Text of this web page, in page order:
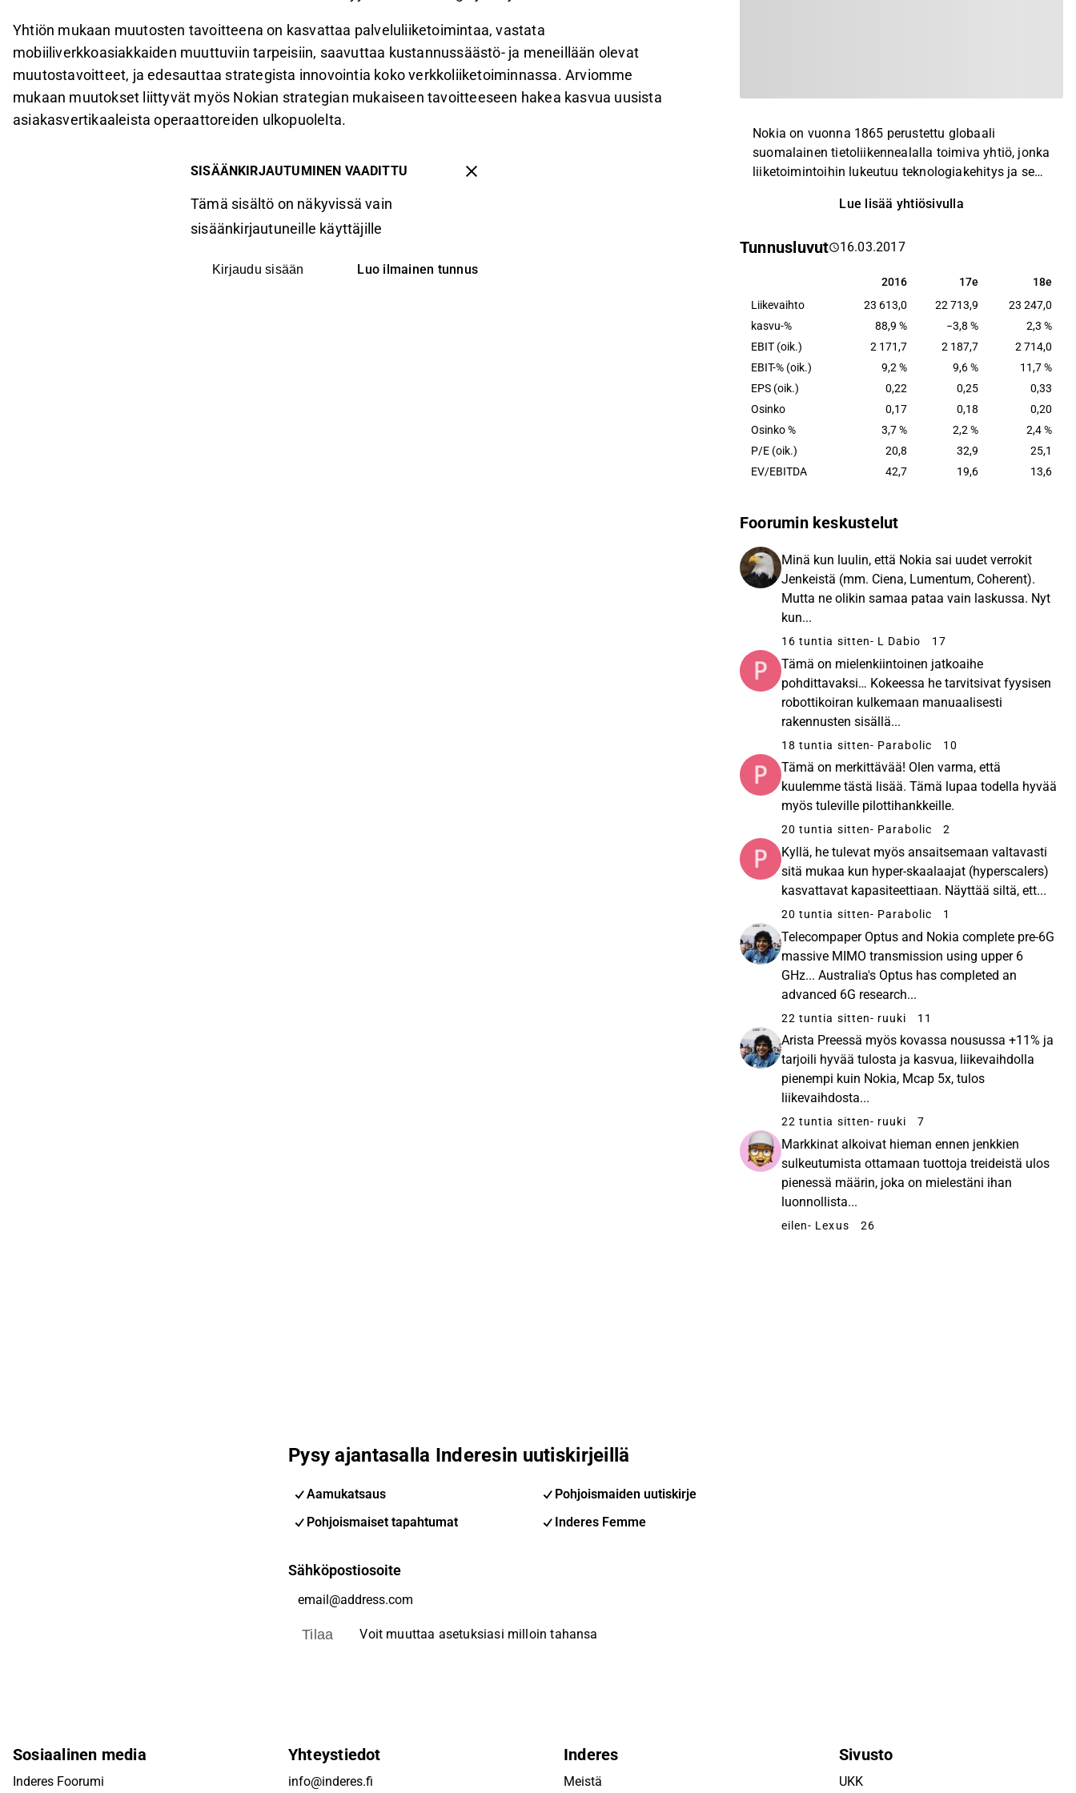
Yhtiön mukaan muutosten tavoitteena on kasvattaa palveluliiketoimintaa, vastata
mobiiliverkkoasiakkaiden muuttuviin tarpeisiin, saavuttaa kustannussäästö- ja meneillään olevat
muutostavoitteet, ja edesauttaa strategista innovointia koko verkkoliiketoiminnassa. Arviomme
mukaan muutokset liittyvät myös Nokian strategian mukaiseen tavoitteeseen hakea kasvua uusista
asiakasvertikaaleista operaattoreiden ulkopuolelta.
SISÄÄNKIRJAUTUMINEN VAADITTU
Tämä sisältö on näkyvissä vain
sisäänkirjautuneille käyttäjille
Kirjaudu sisään Luo ilmainen tunnus
Nokia on vuonna 1865 perustettu globaali
suomalainen tietoliikennealalla toimiva yhtiö, jonka
liiketoimintoihin lukeutuu teknologiakehitys ja sen
yrityksiin ruotsalaisen Ericssonin ja kiinalaisen
mantereella ja sillä on maailmanlaajuinen
Lue lisää yhtiösivulla
Tunnusluvut 16.03.2017
2016 17e 18e
2016 17e
18e
Liikevaihto
23 613,0 22 713,9
23 247,0
kasvu-%
88,9 % −3,8 %
2,3 %
EBIT (oik.)
2 171,7 2 187,7
2 714,0
EBIT-% (oik.)
9,2 % 9,6 %
11,7 %
EPS (oik.)
0,22 0,25
0,33
Osinko
0,17 0,18
0,20
Osinko %
3,7 % 2,2 %
2,4 %
P/E (oik.)
20,8 32,9
25,1
EV/EBITDA
42,7 19,6 13,6
Foorumin keskustelut
Minä kun luulin, että Nokia sai uudet verrokit
Jenkeistä (mm. Ciena, Lumentum, Coherent).
Mutta ne olikin samaa pataa vain laskussa. Nyt
kun...
16 tuntia sitten- L Dabio 17
Tämä on mielenkiintoinen jatkoaihe
pohdittavaksi… Kokeessa he tarvitsivat fyysisen
robottikoiran kulkemaan manuaalisesti
rakennusten sisällä...
18 tuntia sitten- Parabolic 10
Tämä on merkittävää! Olen varma, että
kuulemme tästä lisää. Tämä lupaa todella hyvää
myös tuleville pilottihankkeille.
20 tuntia sitten- Parabolic 2
Kyllä, he tulevat myös ansaitsemaan valtavasti
sitä mukaa kun hyper-skaalaajat (hyperscalers)
kasvattavat kapasiteettiaan. Näyttää siltä, ett...
20 tuntia sitten- Parabolic 1
Telecompaper Optus and Nokia complete pre-6G
massive MIMO transmission using upper 6
GHz... Australia's Optus has completed an
advanced 6G research...
22 tuntia sitten- ruuki 11
Arista Preessä myös kovassa nousussa +11% ja
tarjoili hyvää tulosta ja kasvua, liikevaihdolla
pienempi kuin Nokia, Mcap 5x, tulos
liikevaihdosta...
22 tuntia sitten- ruuki 7
Markkinat alkoivat hieman ennen jenkkien
sulkeutumista ottamaan tuottoja treideistä ulos
pienessä määrin, joka on mielestäni ihan
luonnollista...
eilen- Lexus 26
Pysy ajantasalla Inderesin uutiskirjeillä
Aamukatsaus
Pohjoismaiden uutiskirje
Pohjoismaiset tapahtumat
Inderes Femme
Sähköpostiosoite
Tilaa Voit muuttaa asetuksiasi milloin tahansa
Sosiaalinen media
Inderes Foorumi
Yhteystiedot
info@inderes.fi
Inderes
Meistä
Sivusto
UKK